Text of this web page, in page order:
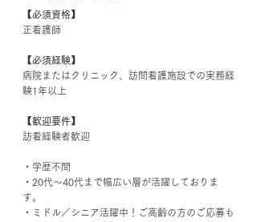
【必須資格】
正看護師
【必須経験】
病院またはクリニック、訪問看護施設での実務経
験1年以上
【歓迎要件】
訪看経験者歓迎
・学歴不問
・20代〜40代まで幅広い層が活躍しておりま
す。
・ミドル／シニア活躍中！ご高齢の方のご応募も